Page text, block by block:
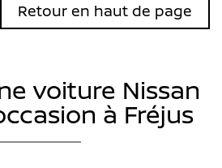
Retour en haut de page
voiture Nissan
à Fréjus